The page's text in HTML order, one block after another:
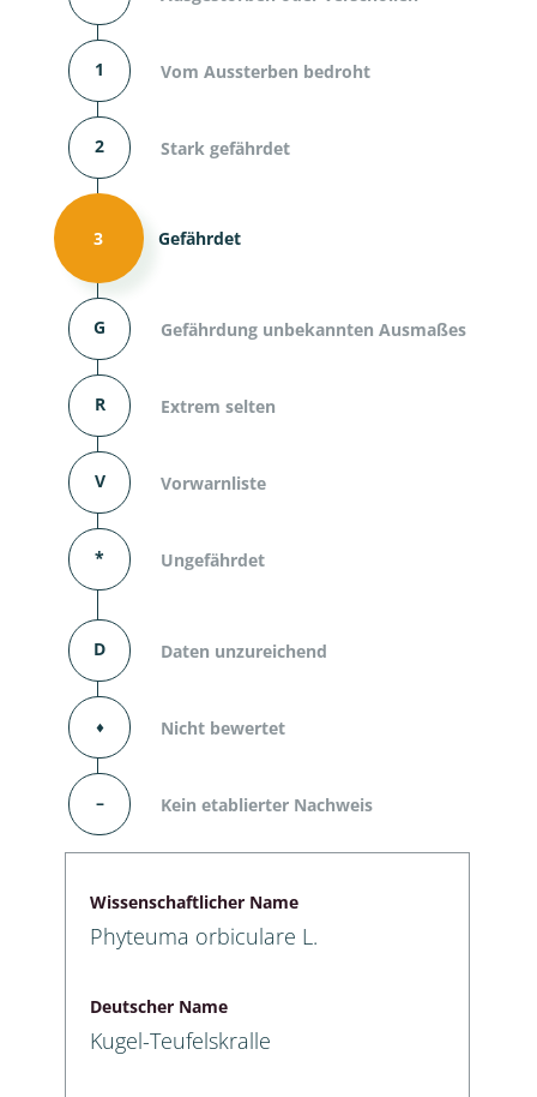
1 Vom Aussterben bedroht
2 Stark gefährdet
3 Gefährdet
G Gefährdung unbekannten Ausmaßes
R Extrem selten
V Vorwarnliste
* Ungefährdet
D Daten unzureichend
⬧ Nicht bewertet
– Kein etablierter Nachweis
Wissenschaftlicher Name
Phyteuma orbiculare L.
Deutscher Name
Kugel-Teufelskralle